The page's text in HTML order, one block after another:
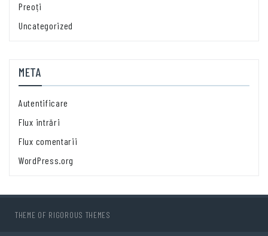
Preoți
Uncategorized
META
Autentificare
Flux intrări
Flux comentarii
WordPress.org
THEME OF RIGOROUS THEMES